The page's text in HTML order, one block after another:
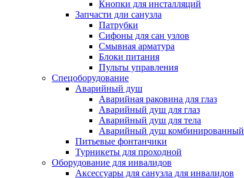
Кнопки для инсталляций
Запчасти дли санузла
Патрубки
Сифоны для сан узлов
Смывная арматура
Блоки питания
Пульты управления
Спецоборудование
Аварийный душ
Аварийная раковина для глаз
Аварийный душ для глаз
Аварийный душ для тела
Аварийный душ комбинированный
Питьевые фонтанчики
Турникеты для проходной
Оборудование для инвалидов
Аксессуары для санузла для инвалидов